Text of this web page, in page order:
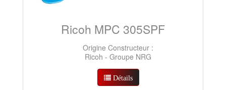
Ricoh MPC 305SPF
Origine Constructeur :
Ricoh - Groupe NRG
Détails